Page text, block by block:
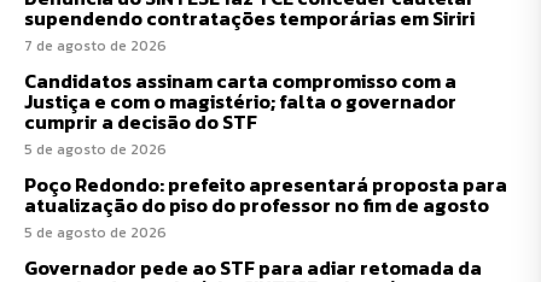
supendendo contratações temporárias em Siriri
7 de agosto de 2026
Candidatos assinam carta compromisso com a
Justiça e com o magistério; falta o governador
cumprir a decisão do STF
5 de agosto de 2026
Poço Redondo: prefeito apresentará proposta para
atualização do piso do professor no fim de agosto
5 de agosto de 2026
Governador pede ao STF para adiar retomada da